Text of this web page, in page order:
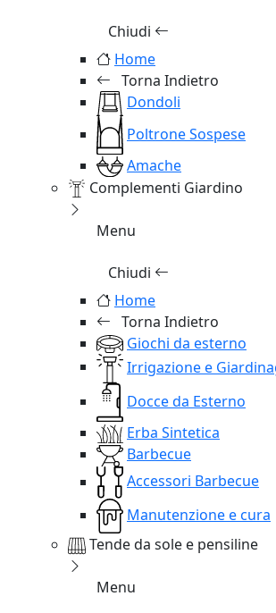
Chiudi
Home
Torna Indietro
Dondoli
Poltrone Sospese
Amache
Complementi Giardino
Menu
Chiudi
Home
Torna Indietro
Giochi da esterno
Irrigazione e
Docce da Esterno
Erba Sintetica
Barbecue
Accessori Barbecue
Manutenzione e cura
Tende da sole e pensiline
Menu